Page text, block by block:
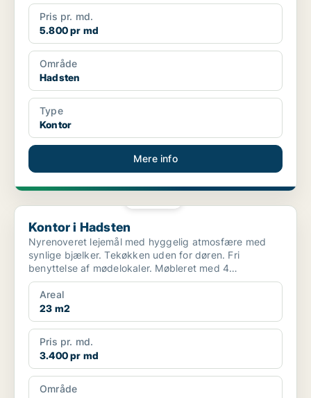
Pris pr. md.
5.800 pr md
Område
Hadsten
Type
Kontor
Mere info
Kontor i Hadsten
Kontor i Hadsten
Nyrenoveret lejemål med hyggelig atmosfære med
synlige bjælker. Tekøkken uden for døren. Fri
benyttelse af mødelokaler. Møbleret med 4
kontorpladser m.v. Fæl...
Areal
23 m2
Pris pr. md.
3.400 pr md
Område